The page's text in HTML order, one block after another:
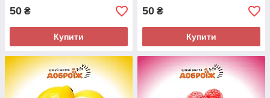
50 ₴
Купити
50 ₴
Купити